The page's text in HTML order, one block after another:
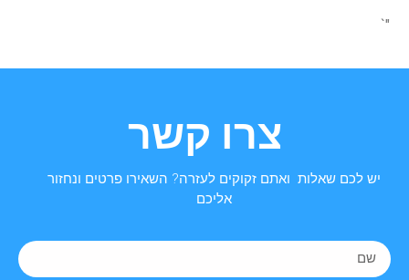
"`
צרו קשר
יש לכם שאלות ואתם זקוקים לעזרה? השאירו פרטים ונחזור
אליכם